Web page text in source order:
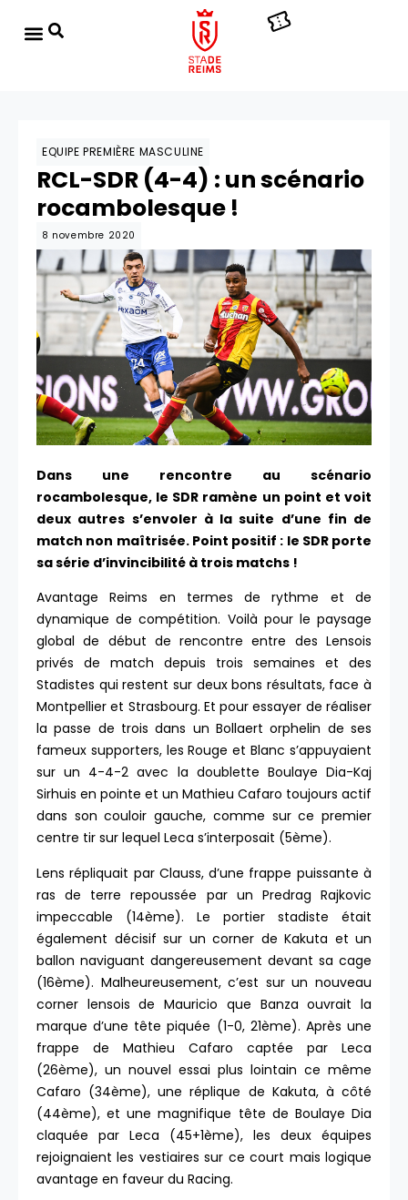
EQUIPE PREMIÈRE MASCULINE
RCL-SDR (4-4) : un scénario
rocambolesque !
8 novembre 2020
Dans une rencontre au scénario
rocambolesque, le SDR ramène un point et voit
deux autres s’envoler à la suite d’une fin de
match non maîtrisée. Point positif : le SDR porte
sa série d’invincibilité à trois matchs !
Avantage Reims en termes de rythme et de
dynamique de compétition. Voilà pour le paysage
global de début de rencontre entre des Lensois
privés de match depuis trois semaines et des
Stadistes qui restent sur deux bons résultats, face à
Montpellier et Strasbourg. Et pour essayer de réaliser
la passe de trois dans un Bollaert orphelin de ses
fameux supporters, les Rouge et Blanc s’appuyaient
sur un 4-4-2 avec la doublette Boulaye Dia-Kaj
Sirhuis en pointe et un Mathieu Cafaro toujours actif
dans son couloir gauche, comme sur ce premier
centre tir sur lequel Leca s’interposait (5ème).
Lens répliquait par Clauss, d’une frappe puissante à
ras de terre repoussée par un Predrag Rajkovic
impeccable (14ème). Le portier stadiste était
également décisif sur un corner de Kakuta et un
ballon naviguant dangereusement devant sa cage
(16ème). Malheureusement, c’est sur un nouveau
corner lensois de Mauricio que Banza ouvrait la
marque d’une tête piquée (1-0, 21ème). Après une
frappe de Mathieu Cafaro captée par Leca
(26ème), un nouvel essai plus lointain ce même
Cafaro (34ème), une réplique de Kakuta, à côté
(44ème), et une magnifique tête de Boulaye Dia
claquée par Leca (45+1ème), les deux équipes
rejoignaient les vestiaires sur ce court mais logique
avantage en faveur du Racing.